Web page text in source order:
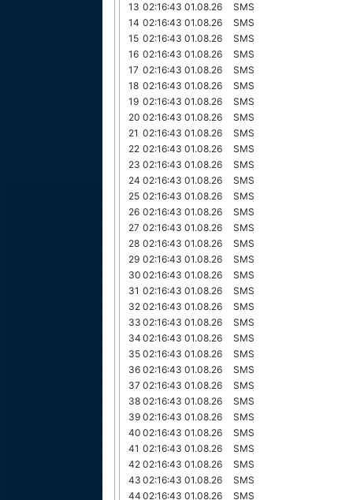
13 02:16:43 01.08.26
SMS
14 02:16:43 01.08.26
SMS
15 02:16:43 01.08.26
SMS
16 02:16:43 01.08.26
SMS
17 02:16:43 01.08.26
SMS
18 02:16:43 01.08.26
SMS
19 02:16:43 01.08.26
SMS
20 02:16:43 01.08.26
SMS
21 02:16:43 01.08.26
SMS
22 02:16:43 01.08.26
SMS
23 02:16:43 01.08.26
SMS
24 02:16:43 01.08.26
SMS
25 02:16:43 01.08.26
SMS
26 02:16:43 01.08.26
SMS
27 02:16:43 01.08.26
SMS
28 02:16:43 01.08.26
SMS
29 02:16:43 01.08.26
SMS
30 02:16:43 01.08.26
SMS
31 02:16:43 01.08.26
SMS
32 02:16:43 01.08.26
SMS
33 02:16:43 01.08.26
SMS
34 02:16:43 01.08.26
SMS
35 02:16:43 01.08.26
SMS
36 02:16:43 01.08.26
SMS
37 02:16:43 01.08.26
SMS
38 02:16:43 01.08.26
SMS
39 02:16:43 01.08.26
SMS
40 02:16:43 01.08.26
SMS
41 02:16:43 01.08.26
SMS
42 02:16:43 01.08.26
SMS
43 02:16:43 01.08.26
SMS
44 02:16:43 01.08.26
SMS